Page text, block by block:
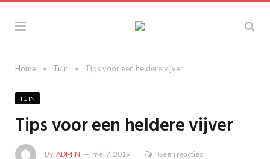
Home » Tuin » Tips voor een heldere vijver
TUIN
Tips voor een heldere vijver
By ADMIN mei 7, 2019 Geen reacties